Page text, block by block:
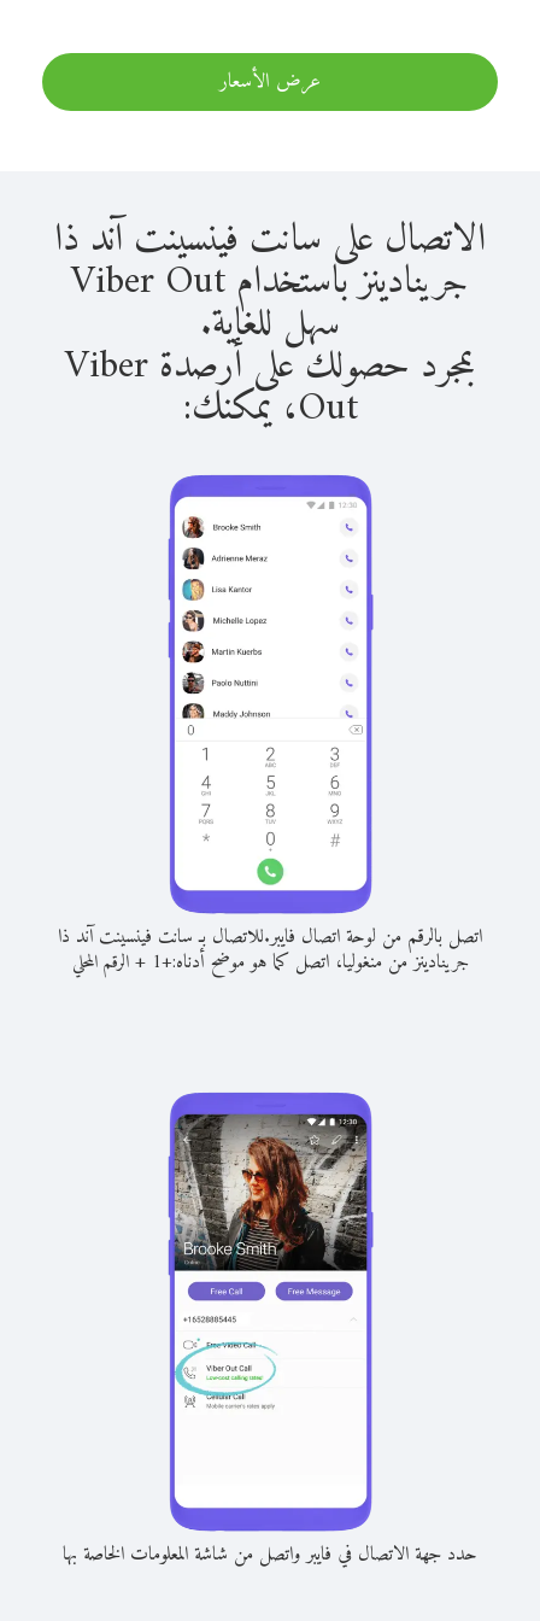
عرض الأسعار
الاتصال على سانت فينسينت آند ذا
جرينادينز باستخدام Viber Out
سهل للغاية.
بمجرد حصولك على أرصدة Viber
Out، يمكنك:
اتصل بالرقم من لوحة اتصال فايبر.للاتصال بـ سانت فينسينت آند ذا
جرينادينز من منغوليا، اتصل كما هو موضح أدناه:+
1
+الرقم المحلي
حدد جهة الاتصال في فايبر واتصل من شاشة المعلومات الخاصة بها